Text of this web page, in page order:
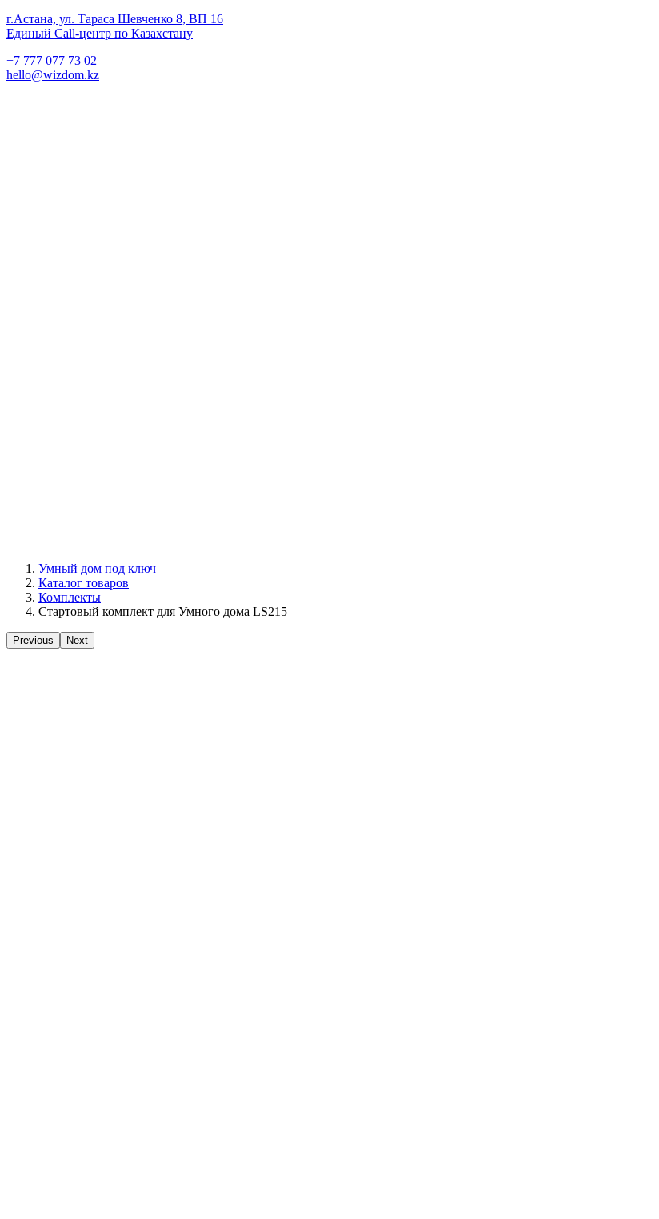
г.Астана, ул. Тараса Шевченко 8, ВП 16
Единый Call-центр по Казахстану
+7 777 077 73 02
hello@wizdom.kz
Умный дом под ключ
Каталог товаров
Комплекты
Стартовый комплект для Умного дома LS215
Previous Next